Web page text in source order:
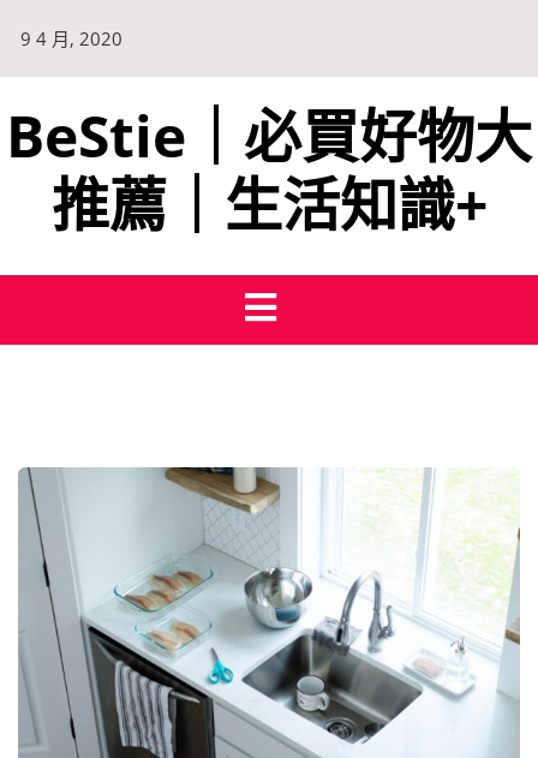
9 4 月, 2020
BeStie｜必買好物大
推薦｜生活知識+